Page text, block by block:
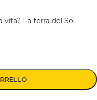
La terra del Sol